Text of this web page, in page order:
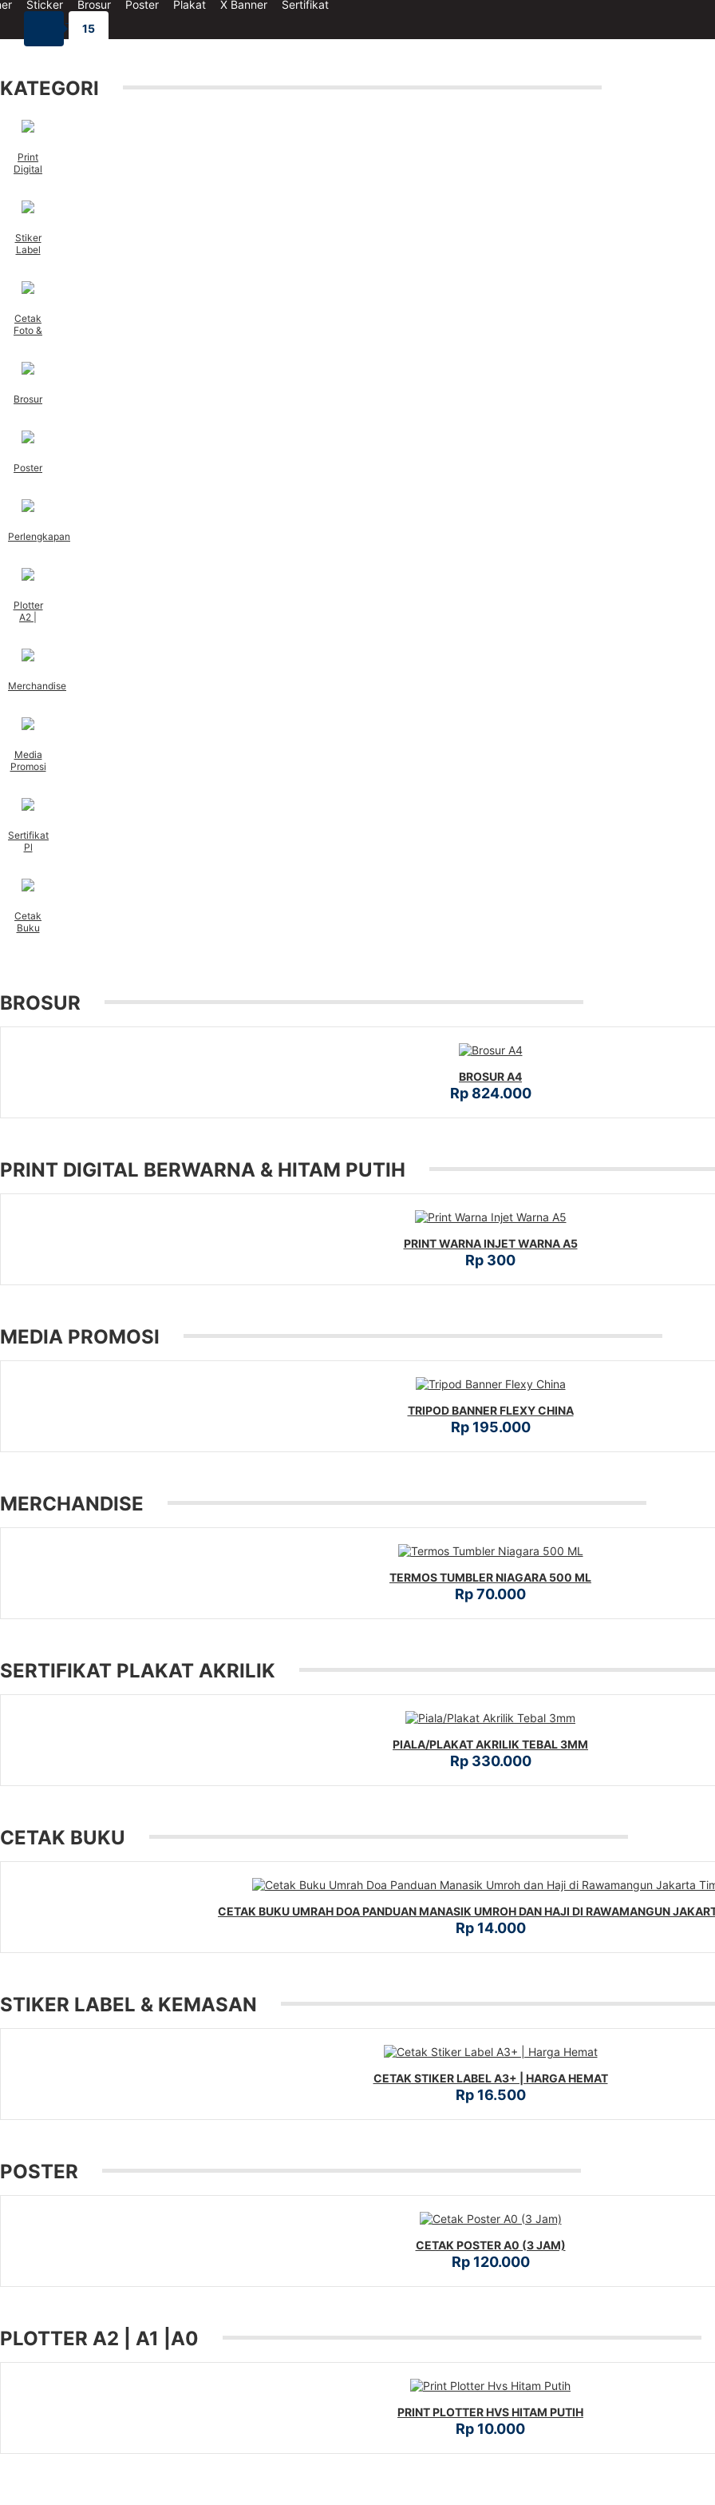
Sticker Brosur Poster Plakat X Banner
Sertifikat
15
KATEGORI
Print
Digital
Stiker
Label
Cetak
Foto &
Brosur
Poster
Perlengkapan
Plotter
A2 |
Merchandise
Media
Promosi
Sertifikat
Pl
Cetak
Buku
BROSUR
BROSUR A4
Rp 824.000
PRINT DIGITAL BERWARNA & HITAM PUTIH
PRINT WARNA INJET WARNA A5
Rp 300
MEDIA PROMOSI
TRIPOD BANNER FLEXY CHINA
Rp 195.000
MERCHANDISE
TERMOS TUMBLER NIAGARA 500 ML
Rp 70.000
SERTIFIKAT PLAKAT AKRILIK
PIALA/PLAKAT AKRILIK TEBAL 3MM
Rp 330.000
CETAK BUKU
CETAK BUKU UMRAH DOA PANDUAN MANASIK UMROH DAN HAJI DI RAWAMANGUN
Rp 14.000
STIKER LABEL & KEMASAN
CETAK STIKER LABEL A3+ | HARGA HEMAT
Rp 16.500
POSTER
CETAK POSTER A0 (3 JAM)
Rp 120.000
PLOTTER A2 | A1 |A0
PRINT PLOTTER HVS HITAM PUTIH
Rp 10.000